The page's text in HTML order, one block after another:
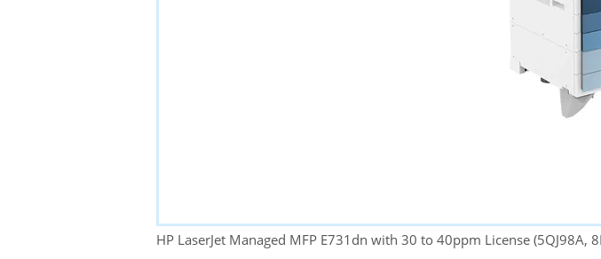
HP LaserJet Managed MFP E731dn with 30 to 40ppm License (5QJ98A,